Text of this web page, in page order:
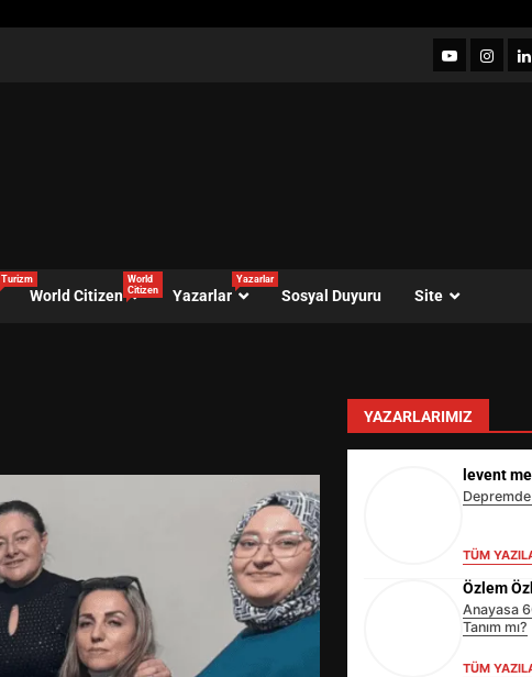
YouTube
Turizm
World Citizen
World
Citizen
Yazarlar
Yazarlar
Sosyal Duyuru Site
YAZARLARIMIZ
levent
TÜM
Özlem
Anayasa
Tanım mı?
TÜM